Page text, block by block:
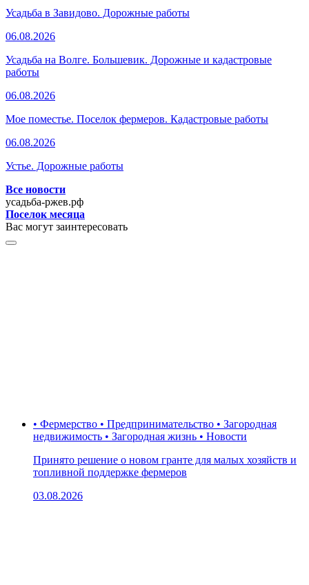
Усадьба в Завидово. Дорожные работы
06.08.2026
Усадьба на Волге. Большевик. Дорожные и кадастровые
работы
06.08.2026
Мое поместье. Поселок фермеров. Кадастровые работы
06.08.2026
Устье. Дорожные работы
Все новости
усадьба-ржев.рф
Поселок месяца
Вас могут заинтересовать
• Фермерство • Предпринимательство • Загородная
недвижимость • Загородная жизнь • Новости
Принято решение о новом гранте для малых хозяйств и
топливной поддержке фермеров
03.08.2026